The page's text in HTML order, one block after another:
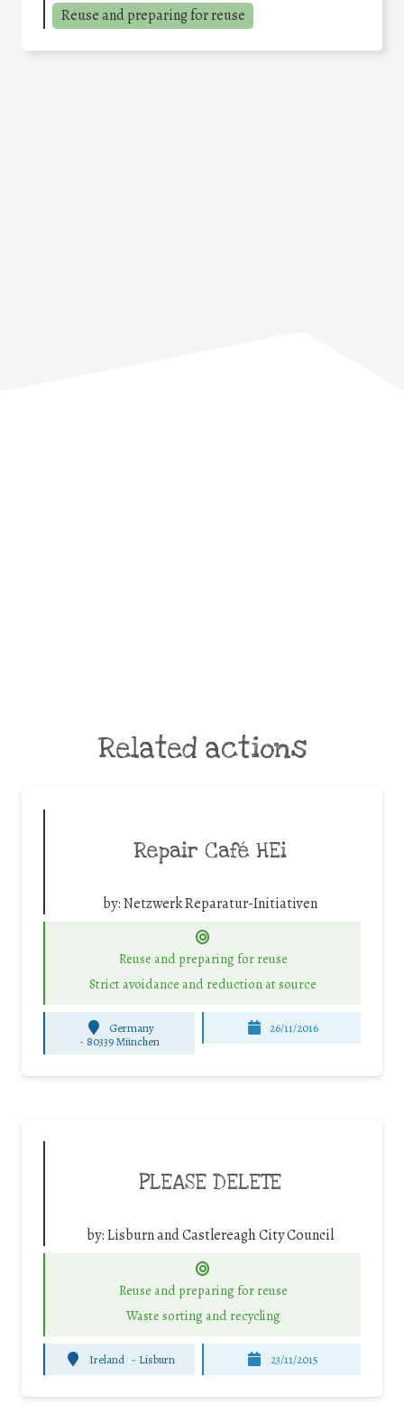
Reuse and preparing for reuse
Related actions
Repair Café HEi
by:Netzwerk Reparatur-Initiativen
Reuse and preparing for reuse
Strict avoidance and reduction at source
Germany
- 80339 München
26/11/2016
PLEASE DELETE
by:Lisburn and Castlereagh City Council
Reuse and preparing for reuse
Waste sorting and recycling
Ireland - Lisburn 23/11/2015